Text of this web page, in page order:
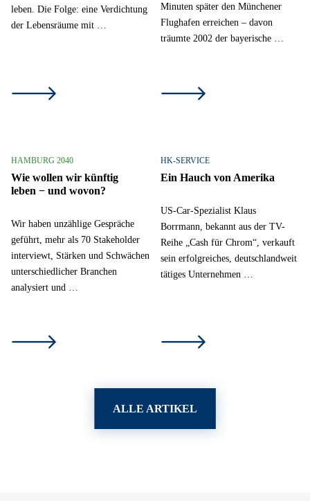
leben. Die Folge: eine Verdichtung
der Lebensräume mit …
Minuten später den Münchener
Flughafen erreichen – davon
träumte 2002 der bayerische …
HAMBURG 2040
Wie wollen wir künftig
leben − und wovon?
Wir haben unzählige Gespräche
geführt, mehr als 70 Stakeholder
interviewt, Stärken und Schwächen
unterschiedlicher Branchen
analysiert und …
HK-SERVICE
Ein Hauch von Amerika
US-Car-Spezialist Klaus
Borrmann, bekannt aus der TV-
Reihe „Cash für Chrom“, verkauft
sein erfolgreiches, deutschlandweit
tätiges Unternehmen …
ALLE ARTIKEL